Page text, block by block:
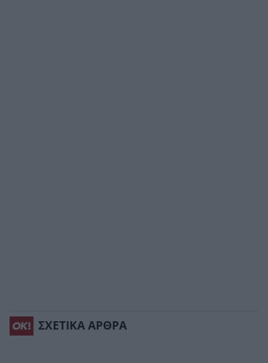
ΣΧΕΤΙΚΑ ΑΡΘΡΑ